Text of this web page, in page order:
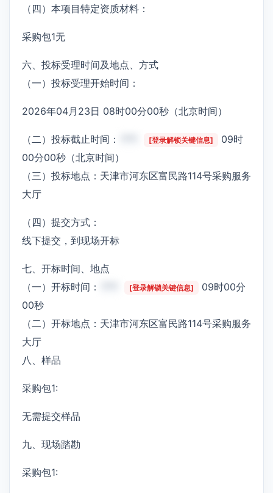
（四）本项目特定资质材料：
采购包1无
六、投标受理时间及地点、方式
（一）投标受理开始时间：
2026年04月23日 08时00分00秒（北京时间）
（二）投标截止时间： [登录解锁关键信息]
09时
00分00秒（北京时间）
（三）投标地点：天津市河东区富民路114号采购服务
大厅
（四）提交方式：
线下提交，到现场开标
七、开标时间、地点
（一）开标时间：
[登录解锁关键信息]
09时00分
00秒
（二）开标地点：天津市河东区富民路114号采购服务
大厅
八、样品
采购包1:
无需提交样品
九、现场踏勘
采购包1: